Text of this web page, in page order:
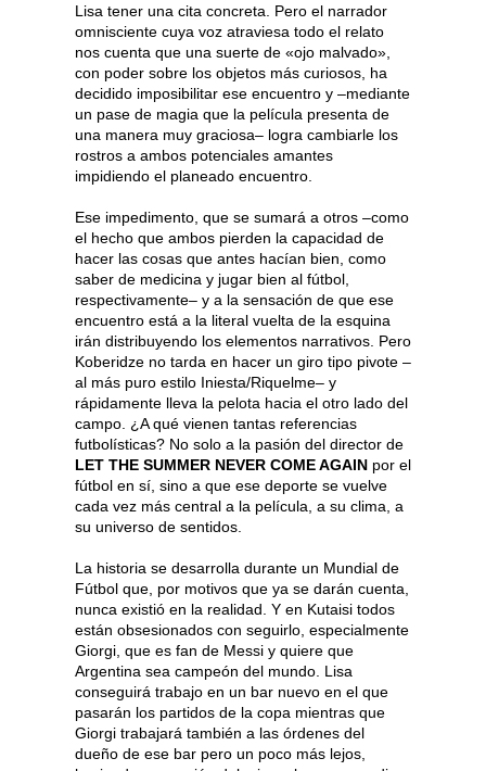
Lisa tener una cita concreta. Pero el narrador
omnisciente cuya voz atraviesa todo el relato
nos cuenta que una suerte de «ojo malvado»,
con poder sobre los objetos más curiosos, ha
decidido imposibilitar ese encuentro y –mediante
un pase de magia que la película presenta de
una manera muy graciosa– logra cambiarle los
rostros a ambos potenciales amantes
impidiendo el planeado encuentro.
Ese impedimento, que se sumará a otros –como
el hecho que ambos pierden la capacidad de
hacer las cosas que antes hacían bien, como
saber de medicina y jugar bien al fútbol,
respectivamente– y a la sensación de que ese
encuentro está a la literal vuelta de la esquina
irán distribuyendo los elementos narrativos. Pero
Koberidze no tarda en hacer un giro tipo pivote –
al más puro estilo Iniesta/Riquelme– y
rápidamente lleva la pelota hacia el otro lado del
campo. ¿A qué vienen tantas referencias
futbolísticas? No solo a la pasión del director de
LET THE SUMMER NEVER COME AGAIN por el
fútbol en sí, sino a que ese deporte se vuelve
cada vez más central a la película, a su clima, a
su universo de sentidos.
La historia se desarrolla durante un Mundial de
Fútbol que, por motivos que ya se darán cuenta,
nunca existió en la realidad. Y en Kutaisi todos
están obsesionados con seguirlo, especialmente
Giorgi, que es fan de Messi y quiere que
Argentina sea campeón del mundo. Lisa
conseguirá trabajo en un bar nuevo en el que
pasarán los partidos de la copa mientras que
Giorgi trabajará también a las órdenes del
dueño de ese bar pero un poco más lejos,